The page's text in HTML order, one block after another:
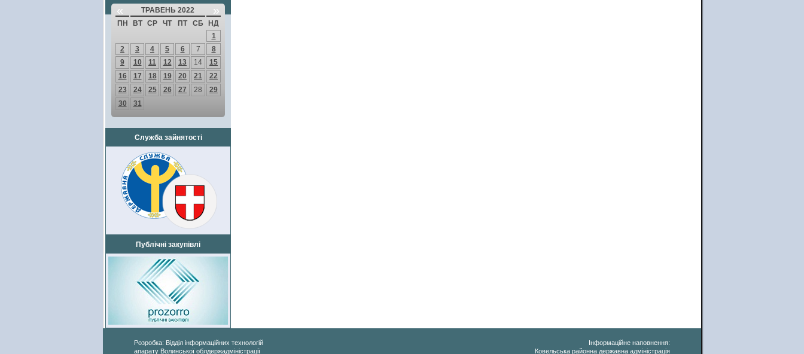
« ТРАВЕНЬ 2022 »
ПН ВТ СР ЧТ ПТ СБ
НД
1
2
3 4 5 6 7
8
9
10 11 12 13 14
15
16
17 18 19 20 21
22
23
24 25 26 27 28
29
30
31
Служба зайнятості
Публічні закупівлі
Розробка: Відділ інформаційних технологій
апарату Волинської облдержадміністрації
Інформаційне наповнення:
Ковельська районна державна адміністрація